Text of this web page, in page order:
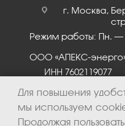
г. Москва,
Режим работы: Пн. –
ООО «АПЕКС-
ИНН 7602119077
Для повышения
мы используем
Продолжая